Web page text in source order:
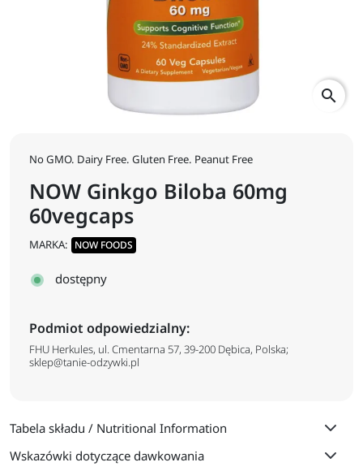
search
No GMO. Dairy Free. Gluten Free. Peanut Free
NOW Ginkgo Biloba 60mg
60vegcaps
MARKA: NOW FOODS
dostępny
Podmiot odpowiedzialny:
FHU Herkules, ul. Cmentarna 57, 39-200 Dębica, Polska;
sklep@tanie-odzywki.pl
Tabela składu / Nutritional Information
Wskazówki dotyczące dawkowania